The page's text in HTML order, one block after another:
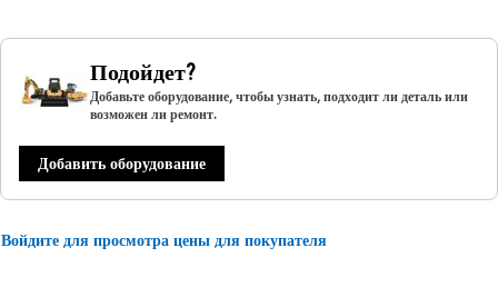
Подойдет?
Добавьте оборудование, чтобы узнать, подходит ли деталь или
возможен ли ремонт.
Добавить оборудование
Войдите для просмотра цены для покупателя